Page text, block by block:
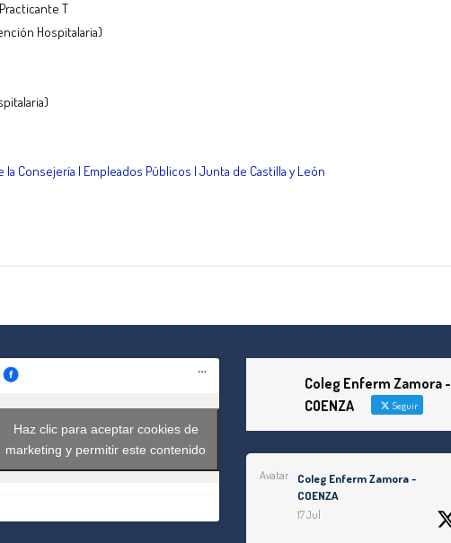
T
Hospitalaria)
Consejería | Empleados Públicos | Junta de Castilla y León
Haz clic para aceptar cookies de
marketing y permitir este contenido
Coleg Enferm Zamora -
COENZA
Seguir
Avatar
Coleg Enferm Zamora -
COENZA
17 Jul